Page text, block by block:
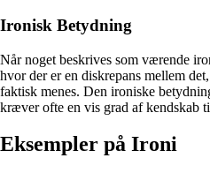
Ironisk Betydning
Når noget beskrives som værende
hvor der er en diskrepans mellem
faktisk menes. Den ironiske
kræver ofte en vis grad af kendskab
Eksempler på Ironi